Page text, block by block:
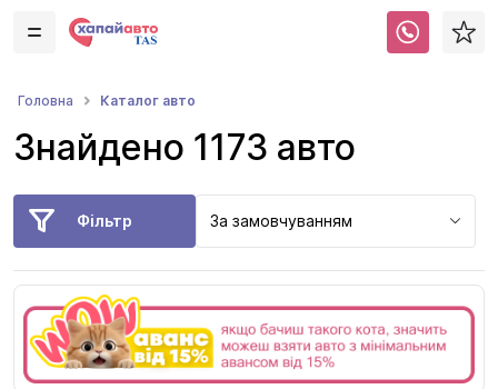
Головна Каталог авто
Знайдено 1173 авто
Фільтр За замовчуванням